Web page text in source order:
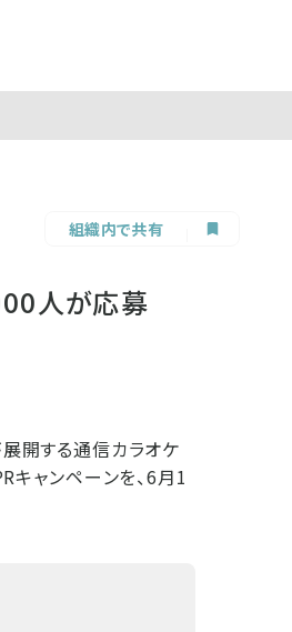
組織内で共有
人が応募
展開する通信カラオケ
キャンペーンを、6月1